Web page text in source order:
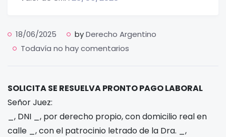
18/06/2025 byDerecho Argentino
Todavía no hay comentarios
SOLICITA SE RESUELVA PRONTO PAGO LABORAL
Señor Juez:
_, DNI _, por derecho propio, con domicilio real en
calle _, con el patrocinio letrado de la Dra. _,